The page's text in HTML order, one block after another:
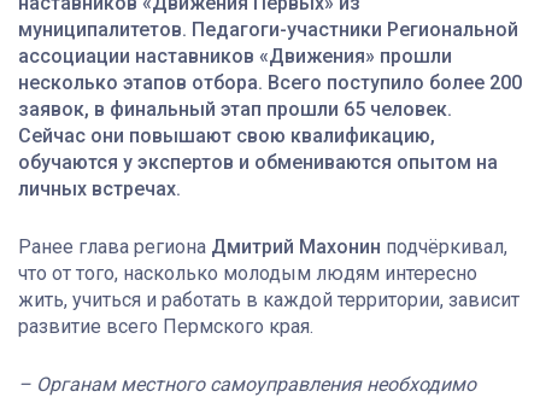
муниципалитетов. Педагоги-участники Региональной
ассоциации наставников «Движения» прошли
несколько этапов отбора. Всего поступило более 200
заявок, в финальный этап прошли 65 человек.
Сейчас они повышают свою квалификацию,
обучаются у экспертов и обмениваются опытом на
личных встречах.
Ранее глава региона Дмитрий Махонин подчёркивал,
что от того, насколько молодым людям интересно
жить, учиться и работать в каждой территории, зависит
развитие всего Пермского края.
– Органам местного самоуправления необходимо